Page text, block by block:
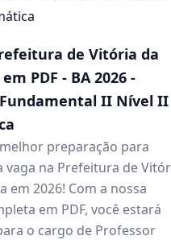
de Vitória da
PDF - BA 2026 -
II Nível II
preparação para
vaga na Prefeitura de
em 2026! Com a nossa
em PDF, você estará
o cargo de Professor